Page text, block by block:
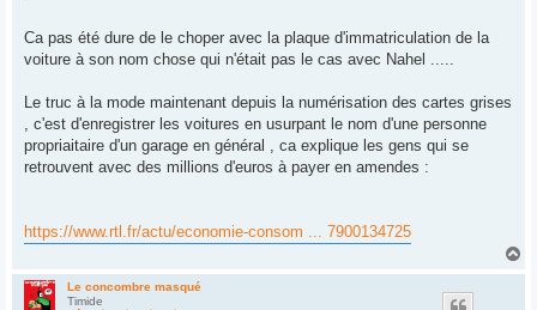
Ca pas été dure de le choper avec la plaque d'immatriculation de la
voiture à son nom chose qui n'était pas le cas avec Nahel .....
Le truc à la mode maintenant depuis la numérisation des cartes grises
, c'est d'enregistrer les voitures en usurpant le nom d'une personne
propriaitaire d'un garage en général , ca explique les gens qui se
retrouvent avec des millions d'euros à payer en amendes :
https://www.rtl.fr/actu/economie-consom ... 7900134725
Le concombre masqué
Timide